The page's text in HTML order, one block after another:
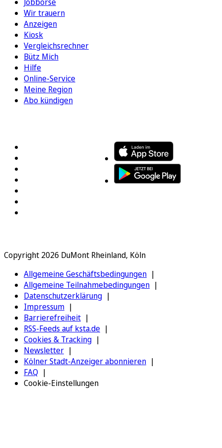
Wir trauern
Anzeigen
Kiosk
Vergleichsrechner
Bütz Mich
Hilfe
Online-Service
Meine Region
Abo kündigen
Copyright 2026 DuMont Rheinland, Köln
Allgemeine Geschäftsbedingungen
Allgemeine Teilnahmebedingungen
Datenschutzerklärung
Impressum
Barrierefreiheit
RSS-Feeds auf ksta.de
Cookies & Tracking
Newsletter
Kölner Stadt-Anzeiger abonnieren
FAQ
Cookie-Einstellungen